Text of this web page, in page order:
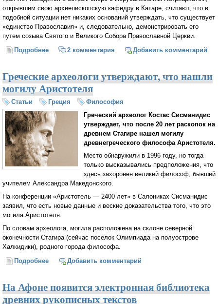
открывшим свою архиепископскую кафедру в Катаре, считают, что в
подобной ситуации нет никаких оснований утверждать, что существует
«единство Православия» и, следовательно, демонстрировать его
путем созыва Святого и Великого Собора Православной Церкви.
Подробнее о Вслед за Болгарской Православной Церковью в
2 комментария Добавить комментарий
Греческие археологи утверждают, что нашли
могилу Аристотеля
Статьи Греция
Философия
Греческий археолог Костас Сисманидис
утверждает, что после 20 лет раскопок на
древнем Стагире нашел могилу
древнегреческого философа Аристотеля.
Место обнаружили в 1996 году, но тогда
только высказывались предположения, что
здесь захоронен великий философ, бывший
учителем Александра Македонского.
На конференции «Аристотель — 2400 лет» в Салониках Сисманидис
заявил, что есть новые данные и веские доказательства того, что это
могила Аристотеля.
По словам археолога, могила расположена на склоне северной
оконечности Стагира (сейчас поселок Олимпиада на полуострове
Халкидики), родного города философа.
Подробнее о Греческие археологи утверждают, что нашли
Добавить комментарий
На Афоне появится электронная библиотека
древних рукописных текстов